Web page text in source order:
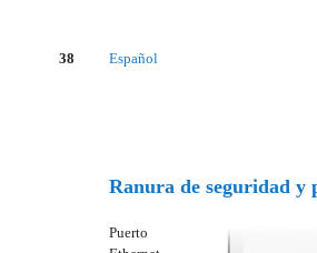
38 Español
Ranura de seguridad y
Puerto